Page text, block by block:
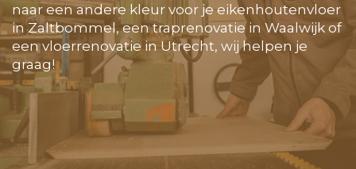
naar een andere kleur voor je eikenhoutenvloer
in Zaltbommel, een traprenovatie in Waalwijk of
een vloerrenovatie in Utrecht, wij helpen je
graag!